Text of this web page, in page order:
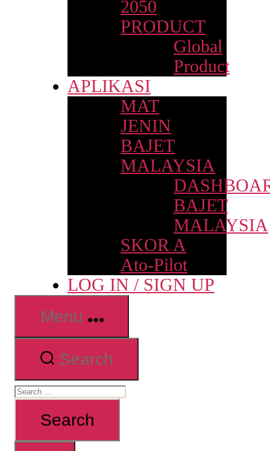
2050
PRODUCT
Global
Product
APLIKASI
MAT
JENIN
BAJET
MALAYSIA
BAJET
MALAYSIA
SKOR A
Ato-Pilot
LOG IN / SIGN UP
Menu
Search
Search